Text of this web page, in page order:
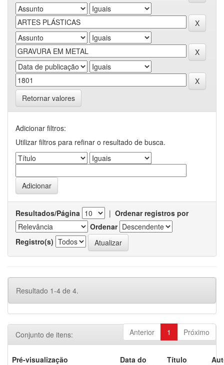
Retornar valores
Adicionar filtros:
Utilizar filtros para refinar o resultado de busca.
Resultados/Página | Ordenar registros por
Ordenar
Registro(s)
Resultado 1-4 de 4.
Anterior 1 Próximo
Conjunto de itens:
Pré-visualização
Data do
Título